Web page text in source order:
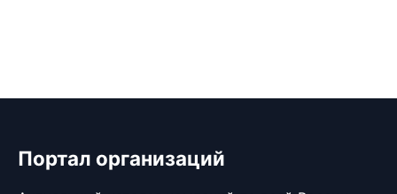
Портал организаций